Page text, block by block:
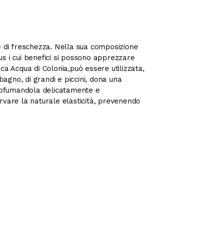
freschezza. Nella sua composizione
i cui benefici si possono apprezzare
Acqua di Colonia,può essere utilizzata,
di grandi e piccini, dona una
delicatamente e
la naturale elasticità, prevenendo